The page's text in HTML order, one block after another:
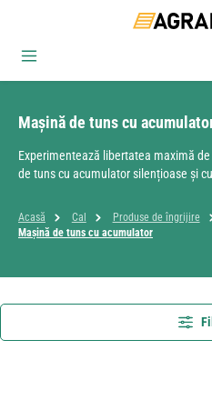
Sari la conținutul principal
Mașină de tuns cu
Experimentează libertatea maximă
de tuns cu acumulator silențioase și
Acasă Cal Produse de îngrijire
Mașină de tuns cu acumulator